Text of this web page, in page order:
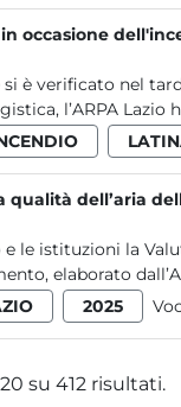
occasione
si è verificato nel
l’ARPA Lazio
qualità dell’aria
le istituzioni la
elaborato
2025
su 412 risultati.